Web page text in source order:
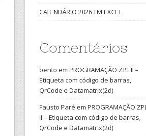
CALENDÁRIO 2026 EM EXCEL
Comentários
bento em PROGRAMAÇÃO ZPL II –
Etiqueta com código de barras,
QrCode e Datamatrix(2d)
Fausto Paré em PROGRAMAÇÃO
II – Etiqueta com código de barras,
QrCode e Datamatrix(2d)